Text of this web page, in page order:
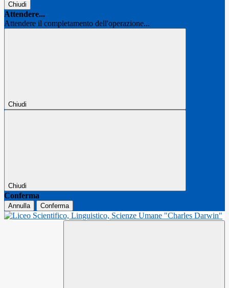
Chiudi
Attendere...
Attendere il completamento dell'operazione...
Chiudi
Chiudi
Conferma
Annulla Conferma